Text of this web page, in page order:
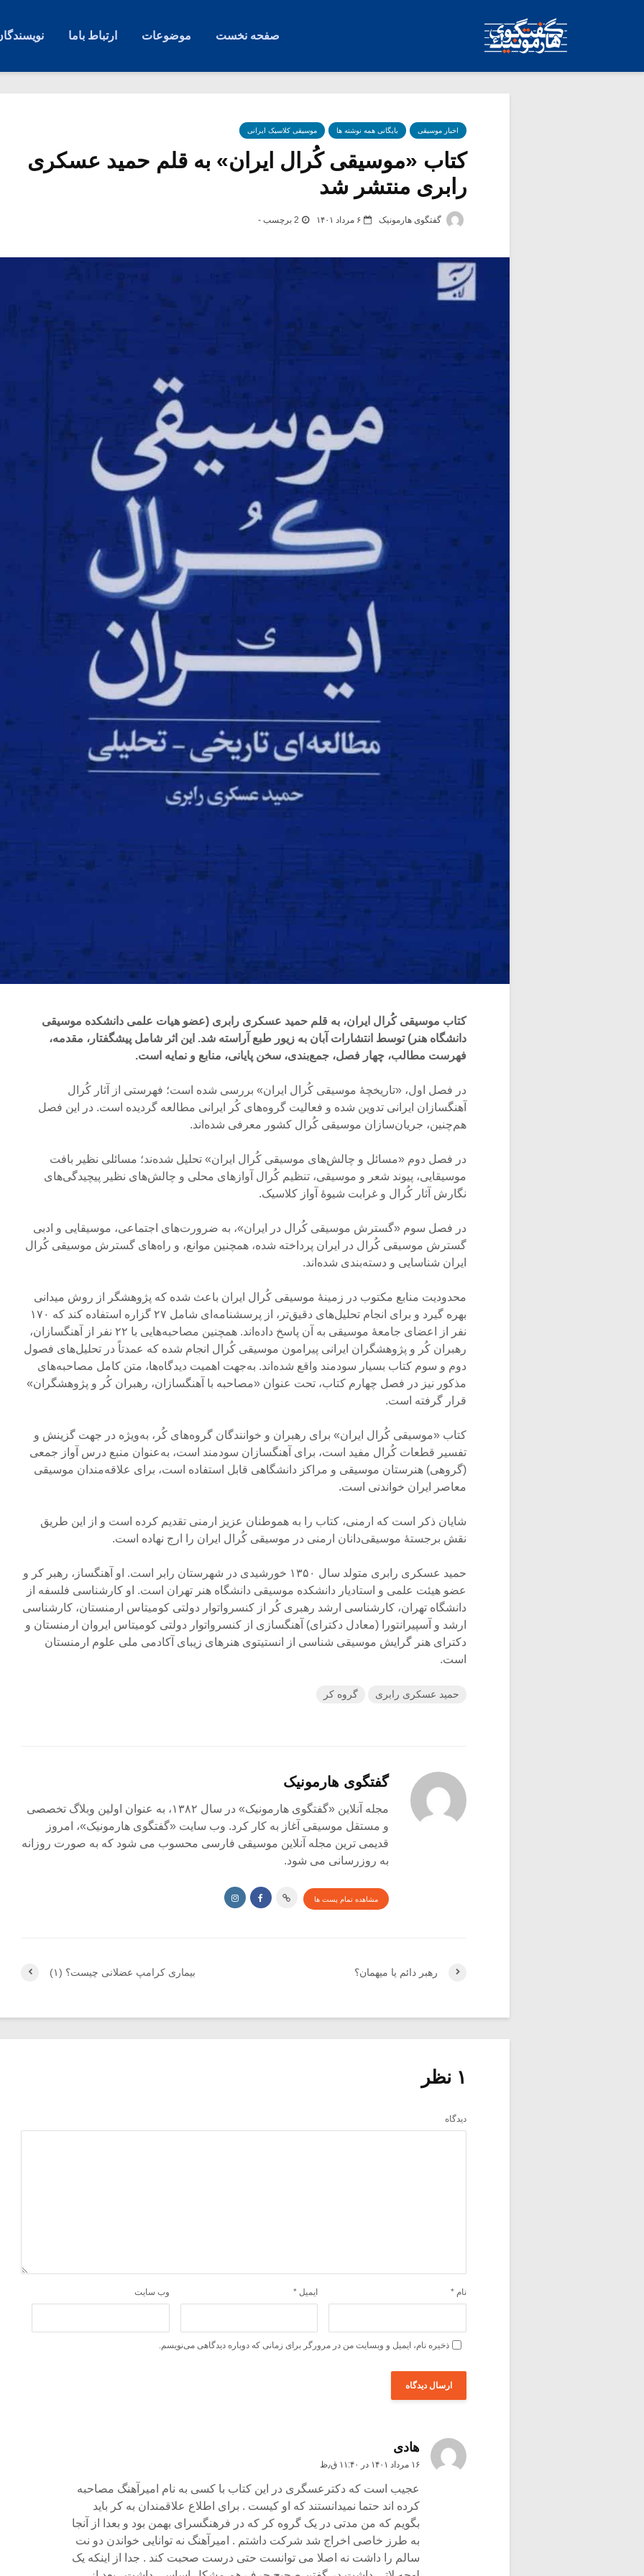
صفحه نخست موضوعات ارتباط باما
اخبار موسیقی بایگانی همه نوشته ها موسیقی کلاسیک ایرانی
کتاب «موسیقی کُرال ایران» به قلم حمید عسکری
رابری منتشر شد
گفتگوی هارمونیک ۶ مرداد ۱۴۰۱ 2 برچسب -
کتاب موسیقی کُرال ایران، به قلم حمید عسکری رابری (عضو هیات علمی دانشکده موسیقی
دانشگاه هنر) توسط انتشارات آبان به زیور طبع آراسته شد. این اثر شامل پیشگفتار، مقدمه،
فهرست مطالب، چهار فصل، جمع‌بندی، سخن پایانی، منابع و نمایه است.
در فصل اول، «تاریخچۀ موسیقی کُرال ایران» بررسی شده است؛ فهرستی از آثار کُرال
آهنگسازان ایرانی تدوین شده و فعالیت گروه‌های کُر ایرانی مطالعه گردیده است. در این فصل
هم‌چنین، جریان‌سازان موسیقی کُرال کشور معرفی شده‌اند.
در فصل دوم «مسائل و چالش‌های موسیقی کُرال ایران» تحلیل شده‌ند؛ مسائلی نظیر بافت
موسیقایی، پیوند شعر و موسیقی، تنظیم کُرال آوازهای محلی و چالش‌های نظیر پیچیدگی‌های
نگارش آثار کُرال و غرابت شیوۀ آواز کلاسیک.
در فصل سوم «گسترش موسیقی کُرال در ایران»، به ضرورت‌های اجتماعی، موسیقایی و ادبی
گسترش موسیقی کُرال در ایران پرداخته شده، همچنین موانع، و راه‌های گسترش موسیقی کُرال
ایران شناسایی و دسته‌بندی شده‌اند.
محدودیت منابع مکتوب در زمینۀ موسیقی کُرال ایران باعث شده که پژوهشگر از روش میدانی
بهره گیرد و برای انجام تحلیل‌های دقیق‌تر، از پرسشنامه‌ای شامل ۲۷ گزاره استفاده کند که ۱۷۰
نفر از اعضای جامعۀ موسیقی به آن پاسخ داده‌اند. همچنین مصاحبه‌هایی با ۲۲ نفر از آهنگسازان،
رهبران کُر و پژوهشگران ایرانی پیرامون موسیقی کُرال انجام شده که عمدتاً در تحلیل‌های فصول
دوم و سوم کتاب بسیار سودمند واقع شده‌اند. به‌جهت اهمیت دیدگاه‌ها، متن کامل مصاحبه‌های
مذکور نیز در فصل چهارم کتاب، تحت عنوان «مصاحبه‌ با آهنگسازان، رهبران کُر و پژوهشگران»
قرار گرفته است.
کتاب «موسیقی کُرال ایران» برای رهبران و خوانندگان گروه‌‌های کُر، به‌ویژه در جهت گزینش و
تفسیر قطعات کُرال مفید است، برای آهنگسازان سودمند است، به‌عنوان منبع درس آواز جمعی
(گروهی) هنرستان موسیقی و مراکز دانشگاهی قابل استفاده است، برای علاقه‌مندان موسیقی
معاصر ایران خواندنی است.
شایان ذکر است که ارمنی، کتاب را به هموطنان عزیز ارمنی تقدیم کرده است و از این طریق
نقش برجستۀ موسیقی‌دانان ارمنی در موسیقی کُرال ایران را ارج نهاده است.
حمید عسکری رابری متولد سال ۱۳۵۰ خورشیدی در شهرستان رابر است. او آهنگساز، رهبر کر و
عضو هیئت علمی و استادیار دانشکده موسیقی دانشگاه هنر تهران است. او کارشناسی فلسفه از
دانشگاه تهران، کارشناسی ارشد رهبری کُر از کنسرواتوار دولتی کومیتاس ارمنستان، کارشناسی
ارشد و آسپیرانتورا (معادل دکترای) آهنگسازی از کنسرواتوار دولتی کومیتاس ایروان ارمنستان و
دکترای هنر گرایش موسیقی شناسی از انستیتوی هنرهای زیبای آکادمی ملی علوم ارمنستان
است.
حمید عسکری رابری گروه کر
گفتگوی هارمونیک
مجله آنلاین «گفتگوی هارمونیک» در سال ۱۳۸۲، به عنوان اولین وبلاگ تخصصی
و مستقل موسیقی آغاز به کار کرد. وب سایت «گفتگوی هارمونیک»، امروز
قدیمی ترین مجله آنلاین موسیقی فارسی محسوب می شود که به صورت روزانه
به روزرسانی می شود.
مشاهده تمام پست ها
بیماری کرامپ عضلانی چیست؟ (۱) رهبر دائم یا میهمان؟
۱ نظر
دیدگاه
نام * ایمیل * وب‌ سایت
ذخیره نام، ایمیل و وبسایت من در مرورگر برای زمانی که دوباره دیدگاهی می‌نویسم.
هادی
۱۶ مرداد ۱۴۰۱ در ۱۱:۴۰ ق٫ظ
عجیب است که دکترعسگری در این کتاب با کسی به نام امیرآهنگ مصاحبه
کرده اند حتما نمیدانستند که او کیست . برای اطلاع علاقمندان به کر باید
بگویم که من مدتی در یک گروه کر که در فرهنگسرای بهمن بود و بعدا از آنجا
به طرز خاصی اخراج شد شرکت داشتم . امیرآهنگ نه توانایی خواندن دو نت
سالم را داشت نه اصلا می توانست حتی درست صحبت کند . جدا از اینکه یک